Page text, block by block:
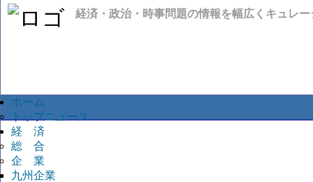
経済・政治・時事問題の情報を幅広くキュレ
ホーム
トップニュース
経 済
総 合
企 業
九州企業